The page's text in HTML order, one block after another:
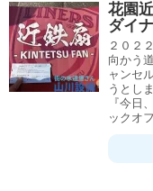
花園
ダイ
２０２
向かう
ャンセ
うとし
『今日
ックオ